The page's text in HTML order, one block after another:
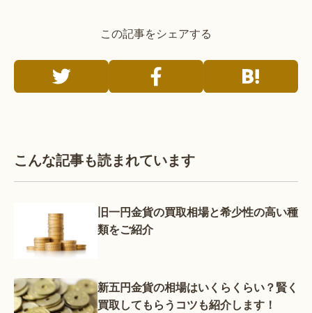
この記事をシェアする
こんな記事も読まれています
旧一円金貨の買取相場と希少性の高い種
類をご紹介
新五円金貨の相場はいくらくらい？賢く
買取してもらうコツも紹介します！